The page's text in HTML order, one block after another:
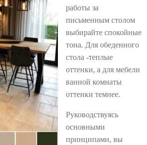
работы за
письменным столом
выбирайте спокойные
тона. Для обеденного
стола -теплые
оттенки, а для мебели
ванной комнаты
оттенки темнее.
Руководствуясь
основными
принципами, вы